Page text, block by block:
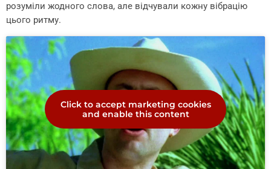
розуміли жодного слова, але відчували кожну вібрацію
цього ритму.
Click to accept marketing cookies
and enable this content